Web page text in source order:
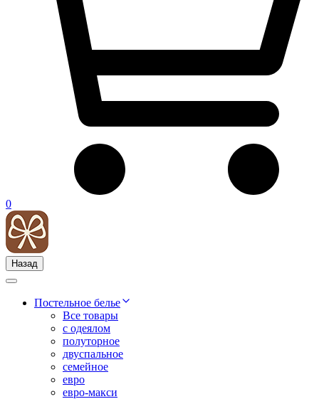
0
Назад
Постельное белье
Все товары
с одеялом
полуторное
двуспальное
семейное
евро
евро-макси